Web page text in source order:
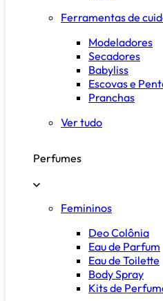
Ferramentas de
Modeladores
Secadores
Babyliss
Escovas e
Pranchas
Ver tudo
Perfumes
Femininos
Deo Colônia
Eau de Parfum
Eau de Toilette
Body Spray
Kits de